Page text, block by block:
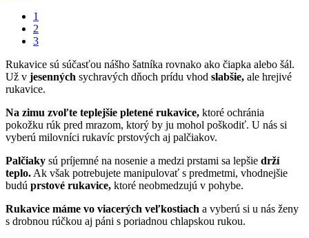
1
2
3
Rukavice sú súčasťou nášho šatníka rovnako ako čiapka alebo šál.
Už v jesenných sychravých dňoch prídu vhod slabšie, ale hrejivé
rukavice.
Na zimu zvoľte teplejšie pletené rukavice, ktoré ochránia
pokožku rúk pred mrazom, ktorý by ju mohol poškodiť. U nás si
vyberú milovníci rukavíc prstových aj palčiakov.
Palčiaky sú príjemné na nosenie a medzi prstami sa lepšie drží
teplo. Ak však potrebujete manipulovať s predmetmi, vhodnejšie
budú prstové rukavice, ktoré neobmedzujú v pohybe.
Rukavice máme vo viacerých veľkostiach a vyberú si u nás ženy
s drobnou rúčkou aj páni s poriadnou chlapskou rukou.